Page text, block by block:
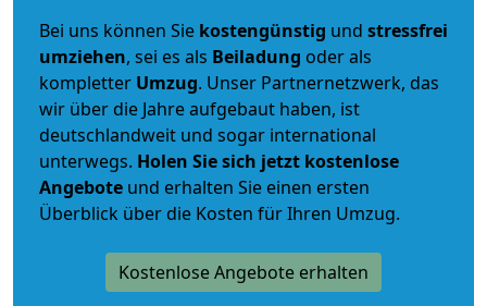
Bei uns können Sie kostengünstig und stressfrei
umziehen, sei es als Beiladung oder als
kompletter Umzug. Unser Partnernetzwerk, das
wir über die Jahre aufgebaut haben, ist
deutschlandweit und sogar international
unterwegs. Holen Sie sich jetzt kostenlose
Angebote und erhalten Sie einen ersten
Überblick über die Kosten für Ihren Umzug.
Kostenlose Angebote erhalten